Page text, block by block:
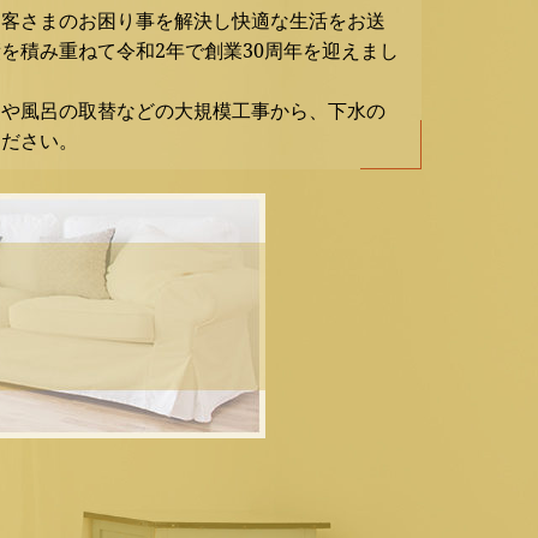
さまのお困り事を解決し快適な生活をお送
積み重ねて令和2年で創業30周年を迎えまし
風呂の取替などの大規模工事から、下水の
さい。